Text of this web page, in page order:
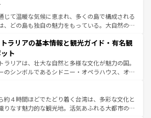
ス情報は
巨大都市は、観光、ショッピング、エンターテイ
が詰まった刺激的なスポットだ。一方、アメリカ
大自然が広がり、グランドキャニオンやイエロー
ーオーリンズでは、音楽と美食が融合した独特の
力。旅行者はアメリカの各地域で異なる魅力を楽
ら、その多様性と豊かな歴史を感じることができ
。車でのロードトリップや列車の旅も、アメリカ
じて温暖な気候に恵まれ、多くの島で構成される
、どの島も独自の魅力をもっている。大自然の神
見逃せない。また、定番の観光地といえばオアフ
静かな自然を求めるならマウイ島やカウアイ島が
。エメラルドグリーンに輝く海をはじめ、豊かな
史が息づいている。「アロハスピリット」と呼ば
いしいローカルフードやハワイアンミュージッ
的なフラダンスなど、すべてがハワイの魅力を彩
。訪れるたびに新しい発見と感動が待っているハ
ラリアの基本情報と観光ガイド・有名観
ト
ラリアは、壮大な自然と多様な文化が魅力の国。
のシンボルであるシドニー・オペラハウス、オー
フや大陸中央部にそびえるウルル（エアーズロッ
スマニアの美しい原生林やケアンズの熱帯雨林な
ころがたくさん。また、カフェやワイン、オージ
約４時間ほどでたどり着く台湾は、多彩な文化と
りなす魅力的な観光地。活気あふれる大都市の台